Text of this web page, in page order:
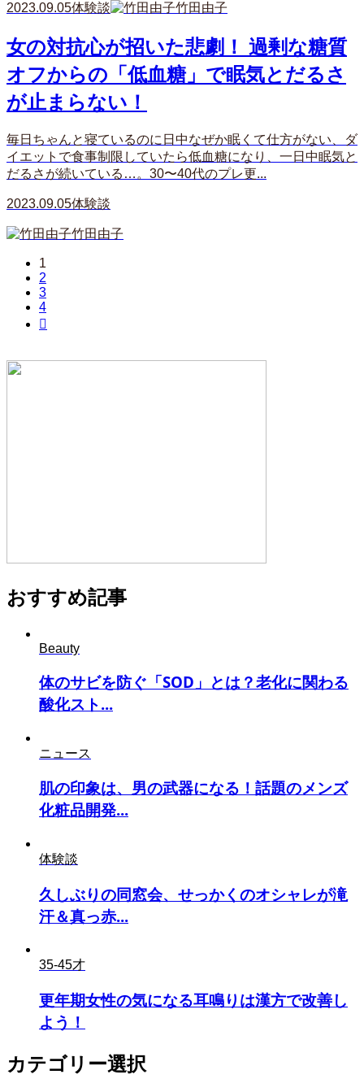
2023.09.05体験談 竹田由子
女の対抗心が招いた悲劇！ 過剰な糖質
オフからの「低血糖」で眠気とだるさ
が止まらない！
毎日ちゃんと寝ているのに日中なぜか眠くて仕方がない、ダ
イエットで食事制限していたら低血糖になり、一日中眠気と
だるさが続いている…。30〜40代のプレ更...
2023.09.05体験談
竹田由子
1
2
3
4

おすすめ記事
Beauty
体のサビを防ぐ「SOD」とは？老化に関わる
酸化スト...
ニュース
肌の印象は、男の武器になる！話題のメンズ
化粧品開発...
体験談
久しぶりの同窓会、せっかくのオシャレが滝
汗＆真っ赤...
35-45才
更年期女性の気になる耳鳴りは漢方で改善し
よう！
カテゴリー選択